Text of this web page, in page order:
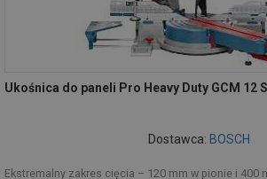
Ukośnica do paneli Pro Heavy Duty GCM 12
Dostawca: BOSCH
Ekstremalny zakres cięcia – 120 mm w pionie i 400